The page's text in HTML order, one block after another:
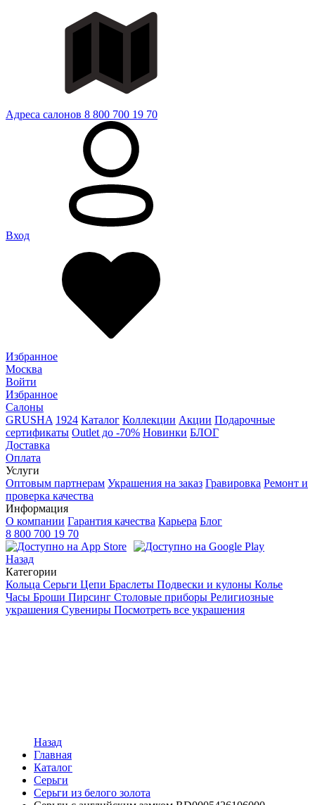
Адреса салонов 8 800 700 19 70
Вход
Избранное
Москва
Войти
Избранное
Салоны
GRUSHA 1924 Каталог Коллекции Акции Подарочные
сертификаты Outlet до -70% Новинки БЛОГ
Доставка
Оплата
Услуги
Оптовым партнерам Украшения на заказ Гравировка Ремонт и
проверка качества
Информация
О компании Гарантия качества Карьера Блог
8 800 700 19 70
Назад
Категории
Кольца Серьги Цепи Браслеты Подвески и кулоны Колье
Часы Броши Пирсинг Столовые приборы Религиозные
украшения Сувениры Посмотреть все украшения
Назад
Главная
Каталог
Серьги
Серьги из белого золота